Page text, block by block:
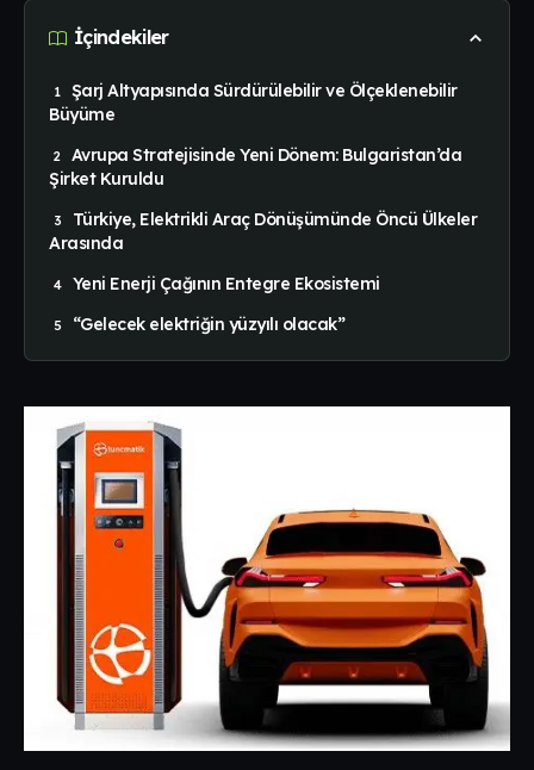
İçindekiler
Şarj Altyapısında Sürdürülebilir ve Ölçeklenebilir
Büyüme
Avrupa Stratejisinde Yeni Dönem: Bulgaristan’da
Şirket Kuruldu
Türkiye, Elektrikli Araç Dönüşümünde Öncü Ülkeler
Arasında
Yeni Enerji Çağının Entegre Ekosistemi
“Gelecek elektriğin yüzyılı olacak”